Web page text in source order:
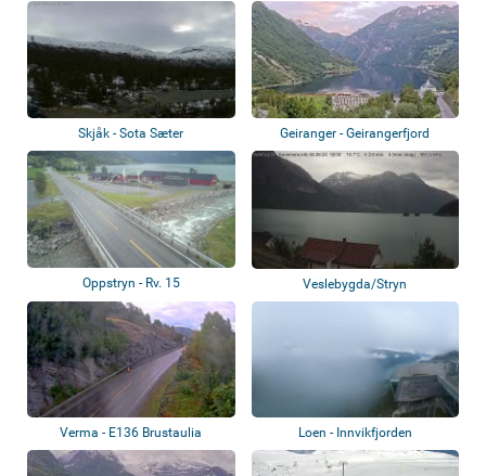
Skjåk - Sota Sæter Geiranger - Geirangerfjord
Oppstryn - Rv. 15 Veslebygda/Stryn
Verma - E136 Brustaulia Loen - Innvikfjorden